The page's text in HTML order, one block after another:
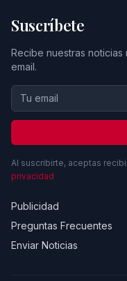
Suscríbete
Recibe nuestras noticias
email.
Al suscribirte, aceptas
privacidad
Publicidad
Preguntas Frecuentes
Enviar Noticias